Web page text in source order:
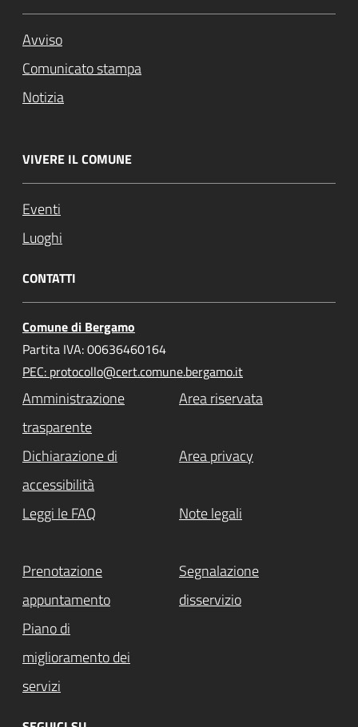
Avviso
Comunicato stampa
Notizia
VIVERE IL COMUNE
Eventi
Luoghi
CONTATTI
Comune di Bergamo
Partita IVA: 00636460164
PEC: protocollo@cert.comune.bergamo.it
Amministrazione
trasparente
Area riservata
Dichiarazione di
accessibilità
Area privacy
Leggi le FAQ Note legali
Prenotazione
appuntamento
Segnalazione
disservizio
Piano di
miglioramento dei
servizi